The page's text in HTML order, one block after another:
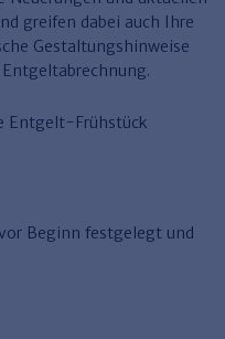
greifen dabei auch Ihre
Gestaltungshinweise
Entgelt-Frühstück
Beginn festgelegt und